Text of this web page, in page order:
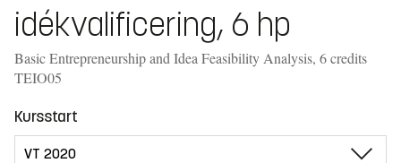
idékvalificering, 6 hp
Basic Entrepreneurship and Idea Feasibility Analysis, 6 credits
TEIO05
Kursstart